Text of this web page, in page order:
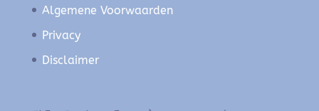
Algemene Voorwaarden
Privacy
Disclaimer